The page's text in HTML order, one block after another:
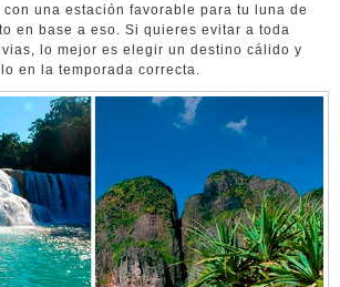
una estación favorable para tu luna de
en base a eso. Si quieres evitar a toda
lo mejor es elegir un destino cálido y
en la temporada correcta.